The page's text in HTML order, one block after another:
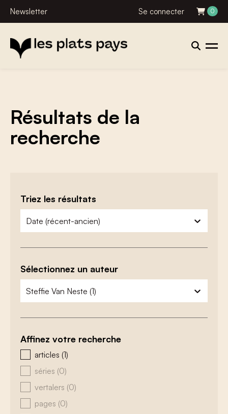
Newsletter Se connecter 0
Résultats de la
recherche
Triez les résultats
zoeken - sorteer
trier le contenu
Sélectionnez un auteur
zoeken - auteurs
sélectionnez le contenu
Affinez votre recherche
zoeken - type
articles (1)
séries (0)
vertalers (0)
pages (0)